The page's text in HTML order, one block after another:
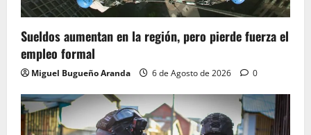
Sueldos aumentan en la región, pero pierde fuerza el
empleo formal
Miguel Bugueño Aranda 6 de Agosto de 2026 0